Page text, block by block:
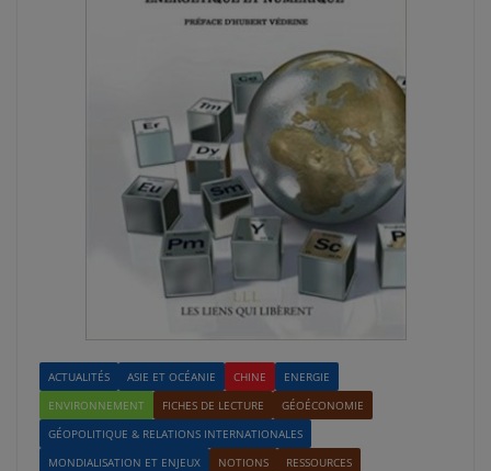
ACTUALITÉS ASIE ET OCÉANIE CHINE
ENERGIE
ENVIRONNEMENT
FICHES DE LECTURE
GÉOÉCONOMIE
GÉOPOLITIQUE & RELATIONS INTERNATIONALES
MONDIALISATION ET ENJEUX
NOTIONS RESSOURCES